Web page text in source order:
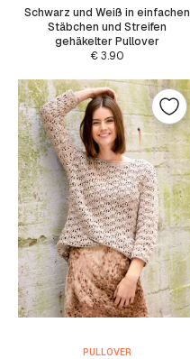
Schwarz und Weiß in einfachen
Stäbchen und Streifen
gehäkelter Pullover
€3.90
PULLOVER